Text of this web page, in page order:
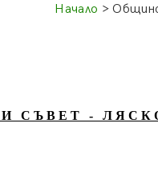
Начало >
С Ъ В Е Т - Л Я С К